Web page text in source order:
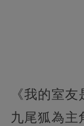
《我的室
九尾狐為主